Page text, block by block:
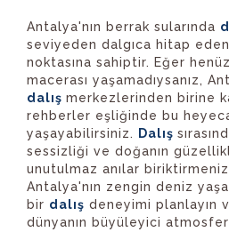
Antalya'nın berrak sularında
seviyeden dalgıca hitap
noktasına sahiptir. Eğer
macerası yaşamadıysanız,
dalış merkezlerinden birine
rehberler eşliğinde bu
yaşayabilirsiniz. Dalış
sessizliği ve doğanın
unutulmaz anılar
Antalya'nın zengin deniz
bir dalış deneyimi planlayın
dünyanın büyüleyici